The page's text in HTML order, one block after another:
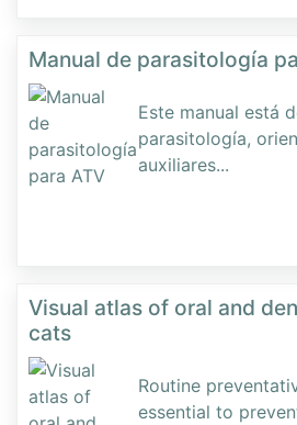
Manual de parasitología
Este manual está
parasitología,
auxiliares...
Visual atlas of oral and
cats
Routine
essential to